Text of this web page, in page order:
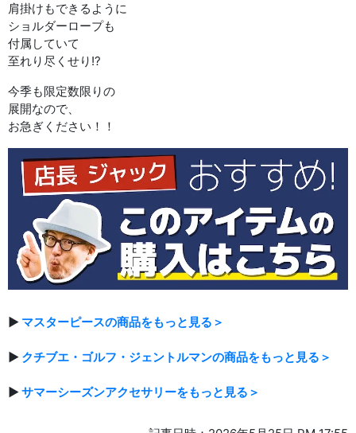
肩掛けもできるように
ショルダーロープも
付属していて
至れり尽くせり!?
今季も限定数限りの
展開なので、
お急ぎください！！
▶ マスターピースの商品をもっと見る＞
▶ クチブエ・ゴルフ・ジェントルマンの商品をもっと見る＞
▶サマーシーズンアクセサリーをもっと見る＞